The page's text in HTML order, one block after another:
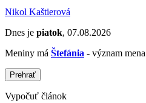
Nikol Kaštierová
Dnes je piatok, 07.08.2026
Meniny má Štefánia - význam mena
Prehrať
Vypočuť článok